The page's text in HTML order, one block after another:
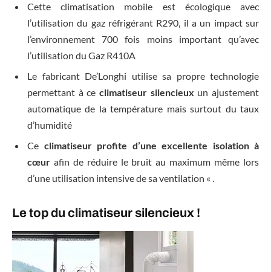
Cette climatisation mobile est écologique avec
l’utilisation du gaz réfrigérant R290, il a un impact sur
l’environnement 700 fois moins important qu’avec
l’utilisation du Gaz R410A
Le fabricant De’Longhi utilise sa propre technologie
permettant à ce climatiseur silencieux un ajustement
automatique de la température mais surtout du taux
d’humidité
Ce climatiseur profite d’une excellente isolation à
cœur afin de réduire le bruit au maximum même lors
d’une utilisation intensive de sa ventilation « .
Le top du climatiseur silencieux !